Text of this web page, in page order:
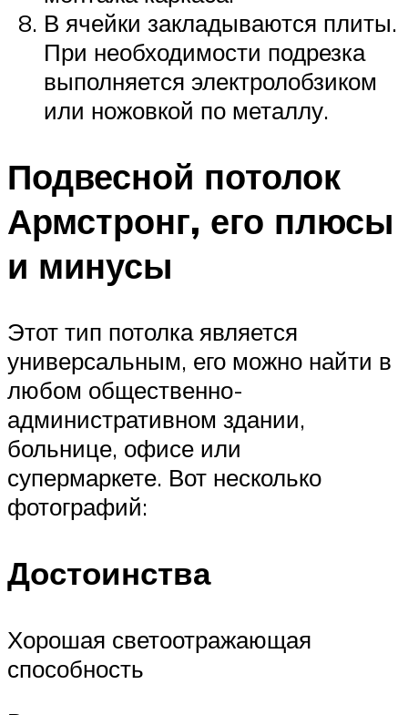
В ячейки закладываются плиты.
При необходимости подрезка
выполняется электролобзиком
или ножовкой по металлу.
Подвесной потолок
Армстронг, его плюсы
и минусы
Этот тип потолка является
универсальным, его можно найти в
любом общественно-
административном здании,
больнице, офисе или
супермаркете. Вот несколько
фотографий:
Достоинства
Хорошая светоотражающая
способность